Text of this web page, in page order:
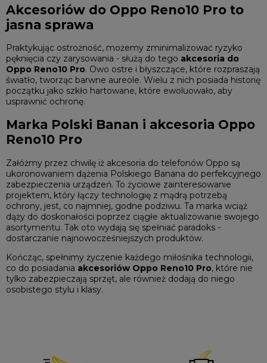
Akcesoriów do Oppo Reno10 Pro to
jasna sprawa
Praktykując ostrożność, możemy zminimalizować ryzyko
pęknięcia czy zarysowania - służą do tego akcesoria do
Oppo Reno10 Pro. Owo ostre i błyszczące, które rozpraszają
światło, tworząc barwne aureole. Wielu z nich posiada historię
początku jako szkło hartowane, które ewoluowało, aby
usprawnić ochronę.
Marka Polski Banan i akcesoria Oppo
Reno10 Pro
Załóżmy przez chwilę iż akcesoria do telefonów Oppo są
ukoronowaniem dążenia Polskiego Banana do perfekcyjnego
zabezpieczenia urządzeń. To życiowe zainteresowanie
projektem, który łączy technologię z mądrą potrzebą
ochrony, jest, co najmniej, godne podziwu. Ta marka wciąż
dąży do doskonałości poprzez ciągłe aktualizowanie swojego
asortymentu. Tak oto wydają się spełniać paradoks -
dostarczanie najnowocześniejszych produktów.
Kończąc, spełnimy życzenie każdego miłośnika technologii,
co do posiadania akcesoriów Oppo Reno10 Pro, które nie
tylko zabezpieczają sprzęt, ale również dodają do niego
osobistego stylu i klasy.